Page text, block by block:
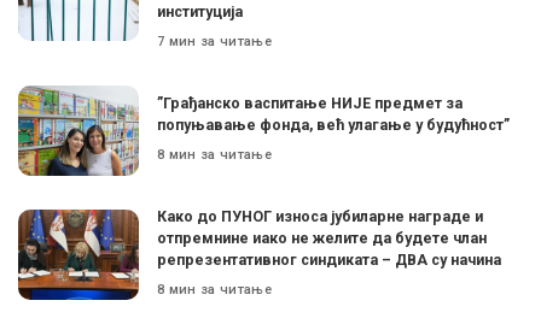
институција
7 мин за читање
”Грађанско васпитање НИЈЕ предмет за
попуњавање фонда, већ улагање у будућност”
8 мин за читање
Како до ПУНОГ износа јубиларне награде и
отпремнине иако не желите да будете члан
репрезентативног синдиката – ДВА су начина
8 мин за читање